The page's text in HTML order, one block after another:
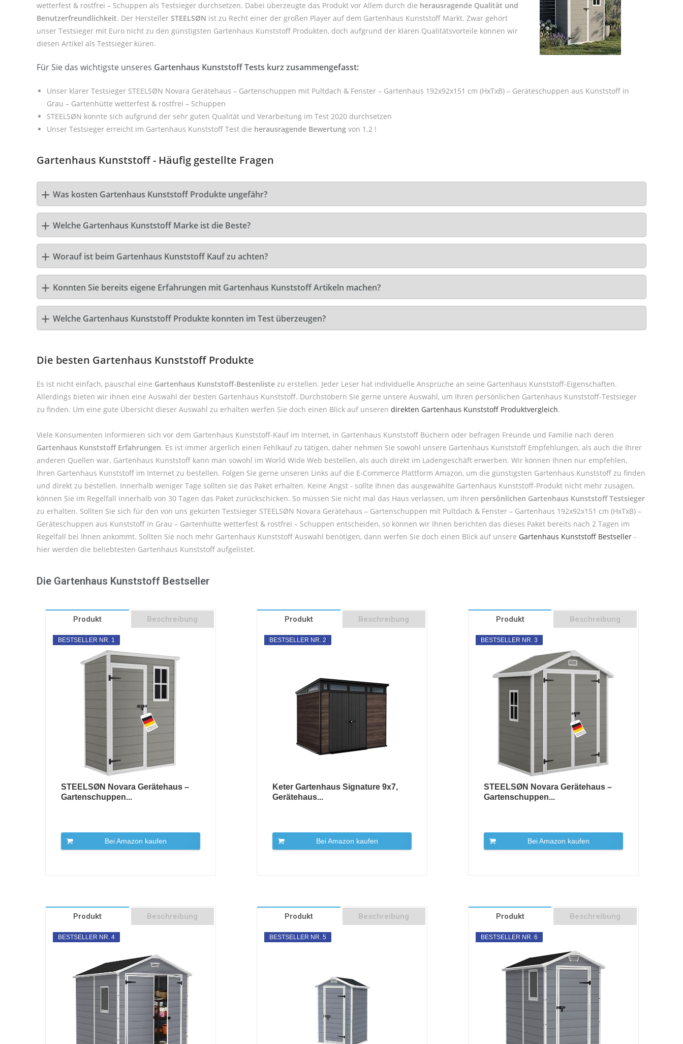
wetterfest & rostfrei – Schuppen als Testsieger durchsetzen. Dabei überzeugte das Produkt vor Allem durch die herausragende Qualität und
Benutzerfreundlichkeit. Der Hersteller STEELSØN ist zu Recht einer der großen Player auf dem Gartenhaus Kunststoff Markt. Zwar gehört
unser Testsieger mit Euro nicht zu den günstigsten Gartenhaus Kunststoff Produkten, doch aufgrund der klaren Qualitätsvorteile können wir
diesen Artikel als Testsieger küren.
Für Sie das wichtigste unseres Gartenhaus Kunststoff Tests kurz zusammengefasst:
Unser klarer Testsieger STEELSØN Novara Gerätehaus – Gartenschuppen mit Pultdach & Fenster – Gartenhaus 192x92x151 cm (HxTxB) – Geräteschuppen aus Kunststoff in
Grau – Gartenhütte wetterfest & rostfrei – Schuppen
STEELSØN konnte sich aufgrund der sehr guten Qualität und Verarbeitung im Test 2020 durchsetzen
Unser Testsieger erreicht im Gartenhaus Kunststoff Test die herausragende Bewertung von 1.2 !
Gartenhaus Kunststoff - Häufig gestellte Fragen
Was kosten Gartenhaus Kunststoff Produkte ungefähr?
Welche Gartenhaus Kunststoff Marke ist die Beste?
Worauf ist beim Gartenhaus Kunststoff Kauf zu achten?
Konnten Sie bereits eigene Erfahrungen mit Gartenhaus Kunststoff Artikeln machen?
Welche Gartenhaus Kunststoff Produkte konnten im Test überzeugen?
Die besten Gartenhaus Kunststoff Produkte
Es ist nicht einfach, pauschal eine Gartenhaus Kunststoff-Bestenliste zu erstellen. Jeder Leser hat individuelle Ansprüche an seine Gartenhaus Kunststoff-Eigenschaften.
Allerdings bieten wir ihnen eine Auswahl der besten Gartenhaus Kunststoff. Durchstöbern Sie gerne unsere Auswahl, um Ihren persönlichen Gartenhaus Kunststoff-Testsieger
zu finden. Um eine gute Übersicht dieser Auswahl zu erhalten werfen Sie doch einen Blick auf unseren direkten Gartenhaus Kunststoff Produktvergleich.
Viele Konsumenten informieren sich vor dem Gartenhaus Kunststoff-Kauf im Internet, in Gartenhaus Kunststoff Büchern oder befragen Freunde und Familie nach deren
Gartenhaus Kunststoff Erfahrungen. Es ist immer ärgerlich einen Fehlkauf zu tätigen, daher nehmen Sie sowohl unsere Gartenhaus Kunststoff Empfehlungen, als auch die Ihrer
anderen Quellen war. Gartenhaus Kunststoff kann man sowohl im World Wide Web bestellen, als auch direkt im Ladengeschäft erwerben. Wir können Ihnen nur empfehlen,
Ihren Gartenhaus Kunststoff im Internet zu bestellen. Folgen Sie gerne unseren Links auf die E-Commerce Plattform Amazon, um die günstigsten Gartenhaus Kunststoff zu finden
und direkt zu bestellen. Innerhalb weniger Tage sollten sie das Paket erhalten. Keine Angst - sollte Ihnen das ausgewählte Gartenhaus Kunststoff-Produkt nicht mehr zusagen,
können Sie im Regelfall innerhalb von 30 Tagen das Paket zurückschicken. So müssen Sie nicht mal das Haus verlassen, um ihren persönlichen Gartenhaus Kunststoff Testsieger
zu erhalten. Sollten Sie sich für den von uns gekürten Testsieger STEELSØN Novara Gerätehaus – Gartenschuppen mit Pultdach & Fenster – Gartenhaus 192x92x151 cm (HxTxB) –
Geräteschuppen aus Kunststoff in Grau – Gartenhütte wetterfest & rostfrei – Schuppen entscheiden, so können wir Ihnen berichten das dieses Paket bereits nach 2 Tagen im
Regelfall bei Ihnen ankommt. Sollten Sie noch mehr Gartenhaus Kunststoff Auswahl benötigen, dann werfen Sie doch einen Blick auf unsere Gartenhaus Kunststoff Bestseller -
hier werden die beliebtesten Gartenhaus Kunststoff aufgelistet.
Die Gartenhaus Kunststoff Bestseller
Produkt Beschreibung
BESTSELLER NR. 1
STEELSØN Novara Gerätehaus –
Gartenschuppen...
Bei Amazon kaufen
Produkt Beschreibung
BESTSELLER NR. 2
Keter Gartenhaus Signature 9x7,
Gerätehaus...
Bei Amazon kaufen
Produkt Beschreibung
BESTSELLER NR. 3
STEELSØN Novara Gerätehaus –
Gartenschuppen...
Bei Amazon kaufen
Produkt Beschreibung
BESTSELLER NR. 4
Produkt Beschreibung
BESTSELLER NR. 5
Produkt Beschreibung
BESTSELLER NR. 6